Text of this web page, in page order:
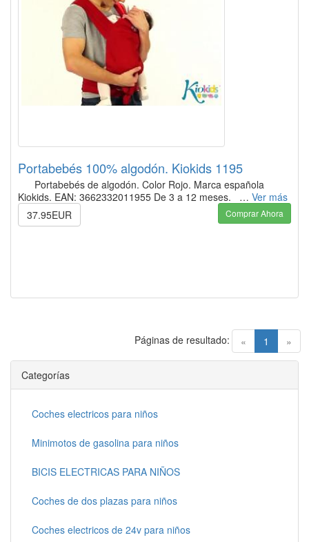
Portabebés 100% algodón. Kiokids 1195
Portabebés de algodón. Color Rojo. Marca española
Kiokids. EAN: 3662332011955 De 3 a 12 meses. … Ver más
37.95EUR
Comprar Ahora
« 1 (current)
»
Páginas de resultado:
Categorías
Coches electricos para niños
Minimotos de gasolina para niños
BICIS ELECTRICAS PARA NIÑOS
Coches de dos plazas para niños
Coches electricos de 24v para niños